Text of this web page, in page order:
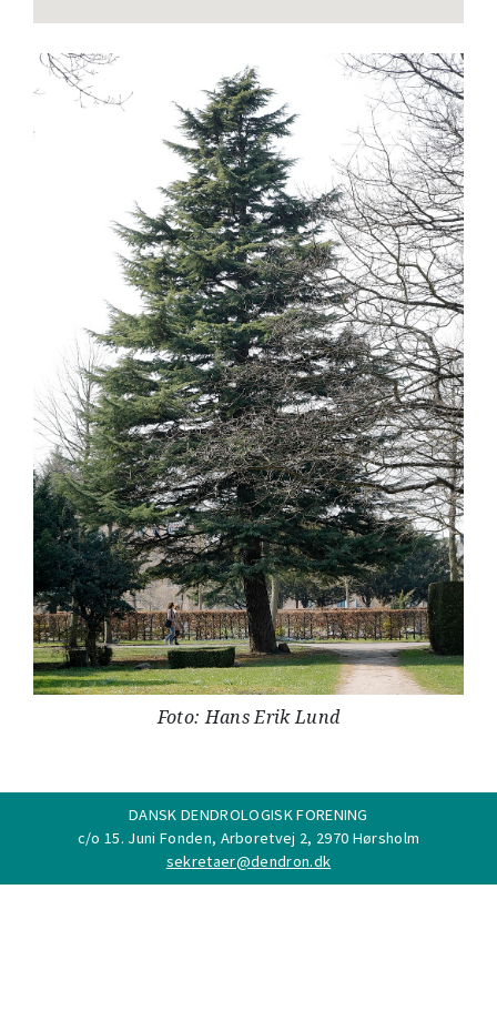
Foto: Hans Erik Lund
DANSK DENDROLOGISK FORENING
c/o 15. Juni Fonden, Arboretvej 2, 2970 Hørsholm
sekretaer@dendron.dk